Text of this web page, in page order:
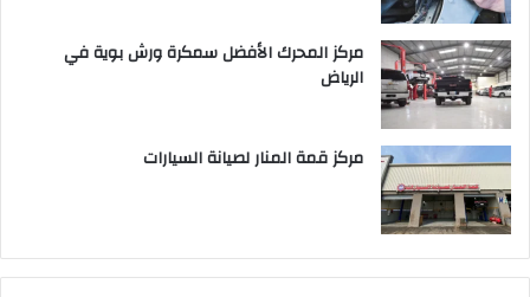
مركز المحرك الأفضل سمكرة ورش بوية في
الرياض
مركز قمة المنار لصيانة السيارات